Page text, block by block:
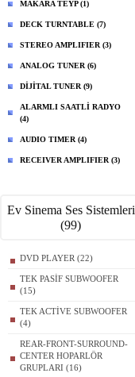
MAKARA TEYP (1)
DECK TURNTABLE (7)
STEREO AMPLIFIER (3)
ANALOG TUNER (6)
DİJİTAL TUNER (9)
ALARMLI SAATLİ RADYO
(4)
AUDIO TIMER (4)
RECEIVER AMPLIFIER (3)
Ev Sinema Ses Sistemleri
(99)
DVD PLAYER (22)
TEK PASİF SUBWOOFER
(15)
TEK ACTİVE SUBWOOFER
(4)
REAR-FRONT-SURROUND-
CENTER HOPARLÖR
GRUPLARI (16)